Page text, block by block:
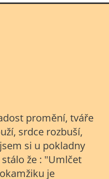
promění, tváře
srdce rozbuší,
si u pokladny
že : "Umlčet
je